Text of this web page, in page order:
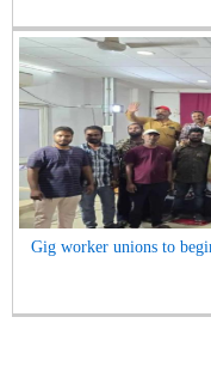
Gig worker unions to